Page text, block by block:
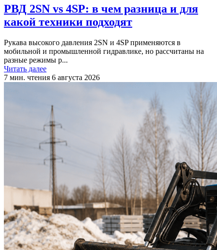
РВД 2SN vs 4SP: в чем разница и для
какой техники подходят
Рукава высокого давления 2SN и 4SP применяются в
мобильной и промышленной гидравлике, но рассчитаны на
разные режимы р...
Читать далее
7 мин. чтения 6 августа 2026